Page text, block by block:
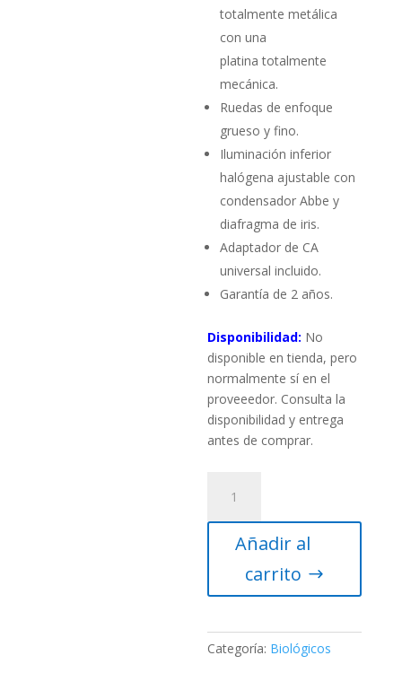
totalmente metálica
con una
platina totalmente
mecánica.
Ruedas de enfoque
grueso y fino.
Iluminación inferior
halógena ajustable con
condensador Abbe y
diafragma de iris.
Adaptador de CA
universal incluido.
Garantía de 2 años.
Disponibilidad: No
disponible en tienda, pero
normalmente sí en el
proveeedor. Consulta la
disponibilidad y entrega
antes de comprar.
compuesto
Celestron
(binocular)
Añadir al
carrito
Categoría: Biológicos